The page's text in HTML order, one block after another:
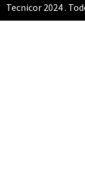
Tecnicor 2024 .